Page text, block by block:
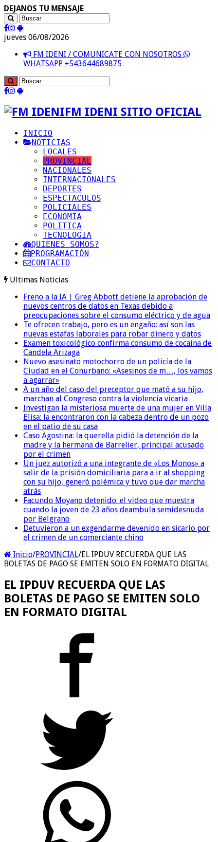
DEJANOS TU MENSAJE
jueves 06/08/2026
FM IDENI / COMUNICATE CON NOSOTROS
WHATSAPP +543644689875
FM IDENI SITIO OFICIAL
INICIO
NOTICIAS
LOCALES
PROVINCIAL
NACIONALES
INTERNACIONALES
DEPORTES
ESPECTACULOS
POLICIALES
ECONOMIA
POLITICA
TECNOLOGIA
QUIENES SOMOS?
PROGRAMACIÓN
CONTACTO
Ultimas Noticias
Freno a la IA | Greg Abbott detiene la aprobación de
nuevos centros de datos en Texas debido a
preocupaciones sobre el consumo eléctrico y de agua
Te ofrecen trabajo, pero es un engaño: así son las
nuevas estafas laborales para robar dinero y datos
Examen toxicológico confirma consumo de cocaína de
Candela Arizaga
Nuevo asesinato motochorro de un policía de la
Ciudad en el Conurbano: «Asesinos de m…, los vamos
a agarrar»
A un año del caso del preceptor que mató a su hijo,
marchan al Congreso contra la violencia vicaria
Investigan la misteriosa muerte de una mujer en Villa
Elisa: la encontraron con la cabeza dentro de un pozo
en el patio de su casa
Caso Agostina: la querella pidió la detención de la
madre y la hermana de Barrelier, principal acusado
por el crimen
Un juez autorizó a una integrante de «Los Monos» a
salir de la prisión domiciliaria para a ir al shopping
con su hijo, generó polémica y tuvo que dar marcha
atrás
Facundo Moyano detenido: el video que muestra
cuando la joven de 23 años deambula semidesnuda
por Belgrano
Detuvieron a un exgendarme devenido en sicario por
el crimen de un comerciante chino
Inicio/PROVINCIAL/EL IPDUV RECUERDA QUE LAS
BOLETAS DE PAGO SE EMITEN SOLO EN FORMATO DIGITAL
EL IPDUV RECUERDA QUE LAS
BOLETAS DE PAGO SE EMITEN SOLO
EN FORMATO DIGITAL